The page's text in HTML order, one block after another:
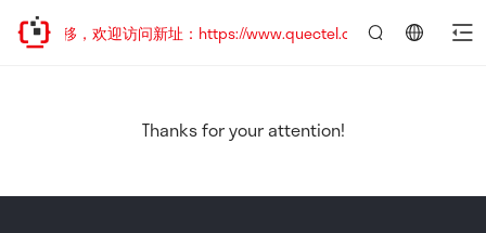
址已迁移，欢迎访问新址：https://www.quectel.com.cn
Thanks for your attention!